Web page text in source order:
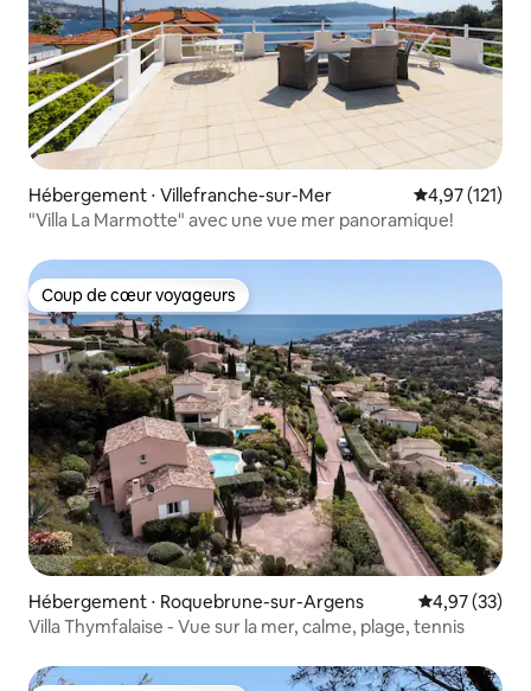
Hébergement ⋅ Villefranche-sur-Mer Évaluation
4,97 (121)
"Villa La Marmotte" avec une vue mer panoramique!
Coup de cœur voyageurs
Coup de cœur voyageurs
Hébergement ⋅ Roquebrune-sur-Argens Évaluation
4,97 (33)
Villa Thymfalaise - Vue sur la mer, calme, plage, tennis